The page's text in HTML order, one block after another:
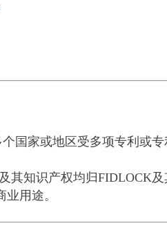
国家或地区受多项专利或
其知识产权均归FIDLOCK
用途。